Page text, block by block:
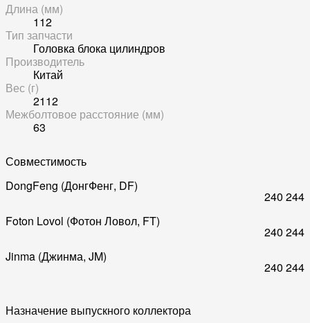
Длина (мм)
112
Тип запчасти
Головка блока цилиндров
Производитель
Китай
Вес (г)
2112
Межболтовое расстояние (мм)
63
Совместимость
DongFeng (ДонгФенг, DF)
240 244
Foton Lovol (Фотон Ловол, FT)
240 244
Jinma (Джинма, JM)
240 244
Назначение выпускного коллектора